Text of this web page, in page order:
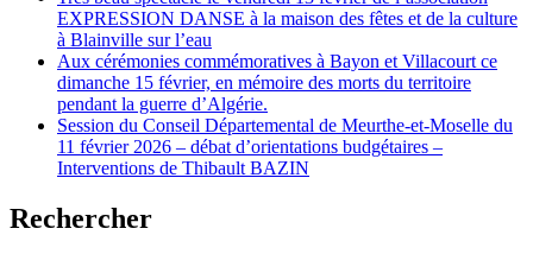
EXPRESSION DANSE à la maison des fêtes et de la culture
à Blainville sur l’eau
Aux cérémonies commémoratives à Bayon et Villacourt ce
dimanche 15 février, en mémoire des morts du territoire
pendant la guerre d’Algérie.
Session du Conseil Départemental de Meurthe-et-Moselle du
11 février 2026 – débat d’orientations budgétaires –
Interventions de Thibault BAZIN
Rechercher